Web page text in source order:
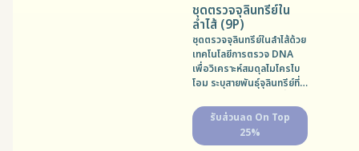
ชุดตรวจจุลินทรีย์ใน
ลำไส้ (9P)
ชุดตรวจจุลินทรีย์ในลำไส้ด้วย
เทคโนโลยีการตรวจ DNA
เพื่อวิเคราะห์สมดุลไมโครไบ
โอม ระบุสายพันธุ์จุลินทรีย์ที่
ด้านสุขภาพ ช่วยให้คุณ
สามารถดูแลสุขภาพได้อย่าง
แม่นยำและเฉพาะบุคคลมาก
รับส่วนลด On Top
25%